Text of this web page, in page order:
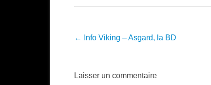
Post navigation
← Info Viking – Asgard, la BD
Laisser un commentaire